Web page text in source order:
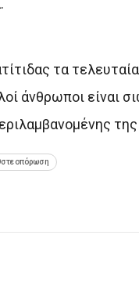
τα
άνθρωποι